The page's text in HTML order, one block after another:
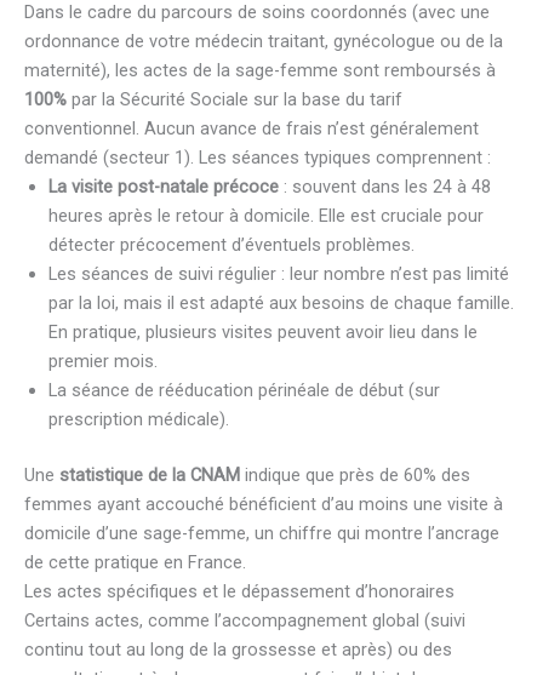
Dans le cadre du parcours de soins coordonnés (avec une
ordonnance de votre médecin traitant, gynécologue ou de la
maternité), les actes de la sage-femme sont remboursés à
100% par la Sécurité Sociale sur la base du tarif
conventionnel. Aucun avance de frais n’est généralement
demandé (secteur 1). Les séances typiques comprennent :
La visite post-natale précoce : souvent dans les 24 à 48
heures après le retour à domicile. Elle est cruciale pour
détecter précocement d’éventuels problèmes.
Les séances de suivi régulier : leur nombre n’est pas limité
par la loi, mais il est adapté aux besoins de chaque famille.
En pratique, plusieurs visites peuvent avoir lieu dans le
premier mois.
La séance de rééducation périnéale de début (sur
prescription médicale).
Une statistique de la CNAM indique que près de 60% des
femmes ayant accouché bénéficient d’au moins une visite à
domicile d’une sage-femme, un chiffre qui montre l’ancrage
de cette pratique en France.
Les actes spécifiques et le dépassement d’honoraires
Certains actes, comme l’accompagnement global (suivi
continu tout au long de la grossesse et après) ou des